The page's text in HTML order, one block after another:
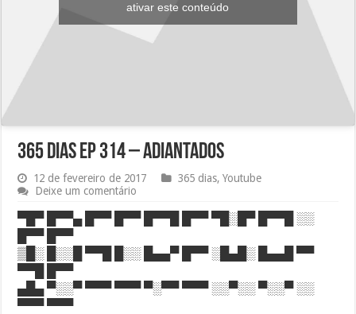
ativar este conteúdo
365 dias Ep 314 – Adiantados
12 de fevereiro de 2017 365 dias,Youtube
Deixe um comentário
▀█▀ █▀▀▄ █▀▀ █▀▀ █▀▀█ █▀▀ ▀█░█▀ █▀▀█ ░░
█▀▀ █▀▀
▒█░ █░░█ ▀▀█ █░░ █▄▄▀ █▀▀ ░█▄█░ █▄▄█ ▀▀
▀▀█ █▀▀
▄█▄ ▀░░▀ ▀▀▀ ▀▀▀ ▀░▀▀ ▀▀▀ ░░▀░░ ▀░░▀ ░░
▀▀▀ ▀▀▀